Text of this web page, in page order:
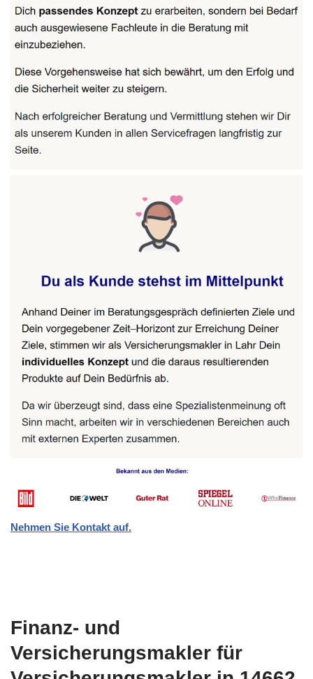
Nehmen Sie Kontakt auf.
Finanz- und
Versicherungsmakler für